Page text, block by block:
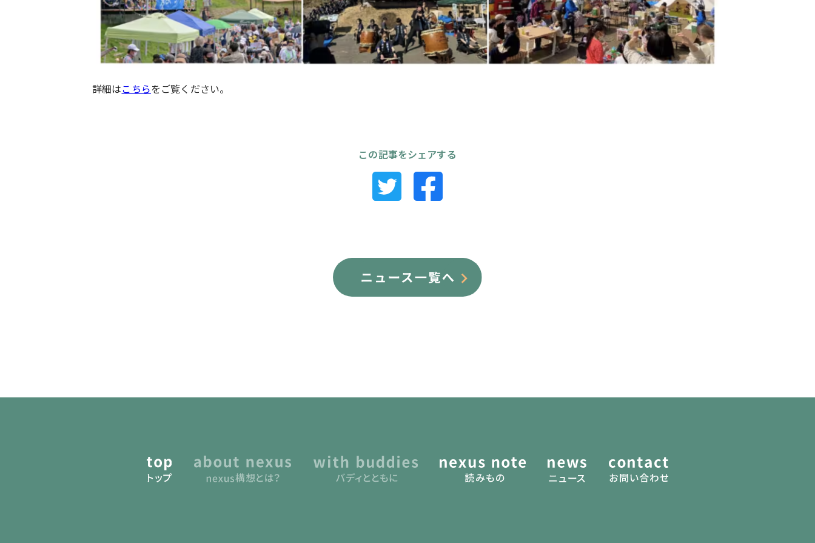
詳細はこちらをご覧ください。
この記事をシェアする